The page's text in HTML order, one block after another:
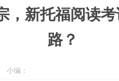
，新托福阅读
路？
小编：